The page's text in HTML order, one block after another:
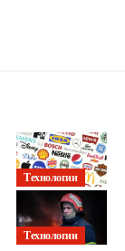
Технологии
Технологии